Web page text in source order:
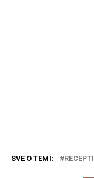
SVE O TEMI: RECEPTI